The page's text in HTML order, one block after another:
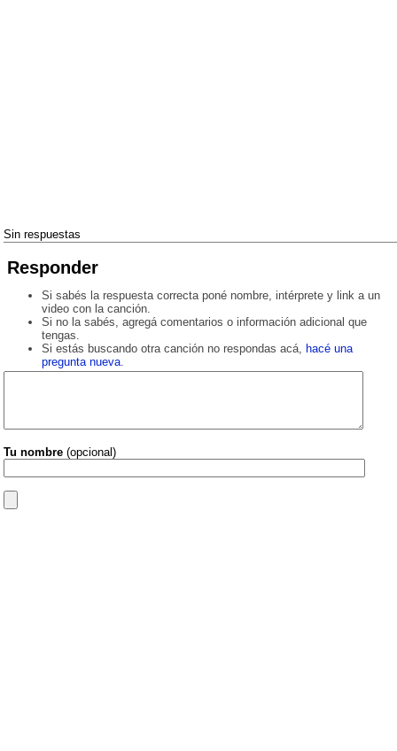
Sin respuestas
Responder
Si sabés la respuesta correcta poné nombre, intérprete y link a un
video con la canción.
Si no la sabés, agregá comentarios o información adicional que
tengas.
Si estás buscando otra canción no respondas acá, hacé una
pregunta nueva.
Tu nombre (opcional)